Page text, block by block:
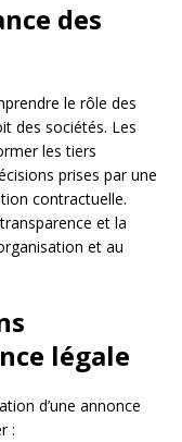
des
le rôle des
des sociétés. Les
les tiers
prises par une
contractuelle.
et la
et au
légale
d’une annonce
: